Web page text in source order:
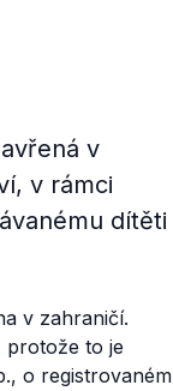
v
v rámci
dítěti
v zahraničí.
protože to je
o registrovaném